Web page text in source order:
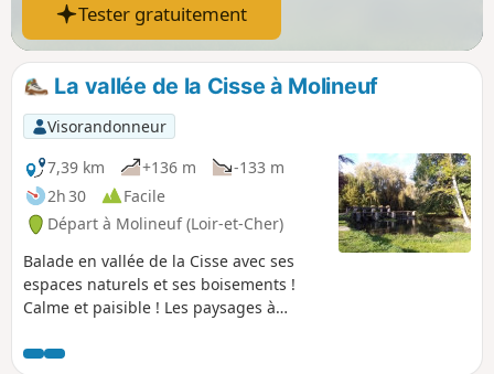
Tester gratuitement
La vallée de la Cisse à Molineuf
Visorandonneur
7,39 km
+136 m
-133 m
2h 30
Facile
Départ à Molineuf (Loir-et-Cher)
Balade en vallée de la Cisse avec ses
espaces naturels et ses boisements !
Calme et paisible ! Les paysages à
la rivière la Cisse et par des coteaux